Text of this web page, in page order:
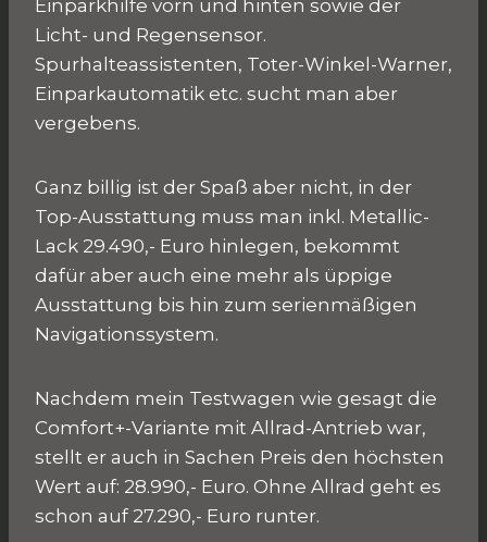
Einparkhilfe vorn und hinten sowie der
Licht- und Regensensor.
Spurhalteassistenten, Toter-Winkel-Warner,
Einparkautomatik etc. sucht man aber
vergebens.
Ganz billig ist der Spaß aber nicht, in der
Top-Ausstattung muss man inkl. Metallic-
Lack 29.490,- Euro hinlegen, bekommt
dafür aber auch eine mehr als üppige
Ausstattung bis hin zum serienmäßigen
Navigationssystem.
Nachdem mein Testwagen wie gesagt die
Comfort+-Variante mit Allrad-Antrieb war,
stellt er auch in Sachen Preis den höchsten
Wert auf: 28.990,- Euro. Ohne Allrad geht es
schon auf 27.290,- Euro runter.